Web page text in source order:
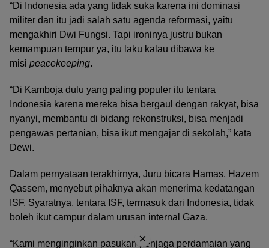
“Di Indonesia ada yang tidak suka karena ini dominasi
militer dan itu jadi salah satu agenda reformasi, yaitu
mengakhiri Dwi Fungsi. Tapi ironinya justru bukan
kemampuan tempur ya, itu laku kalau dibawa ke
misi peacekeeping.
“Di Kamboja dulu yang paling populer itu tentara
Indonesia karena mereka bisa bergaul dengan rakyat, bisa
nyanyi, membantu di bidang rekonstruksi, bisa menjadi
pengawas pertanian, bisa ikut mengajar di sekolah,” kata
Dewi.
Dalam pernyataan terakhirnya, Juru bicara Hamas, Hazem
Qassem, menyebut pihaknya akan menerima kedatangan
ISF. Syaratnya, tentara ISF, termasuk dari Indonesia, tidak
boleh ikut campur dalam urusan internal Gaza.
“Kami menginginkan pasukan penjaga perdamaian yang
×